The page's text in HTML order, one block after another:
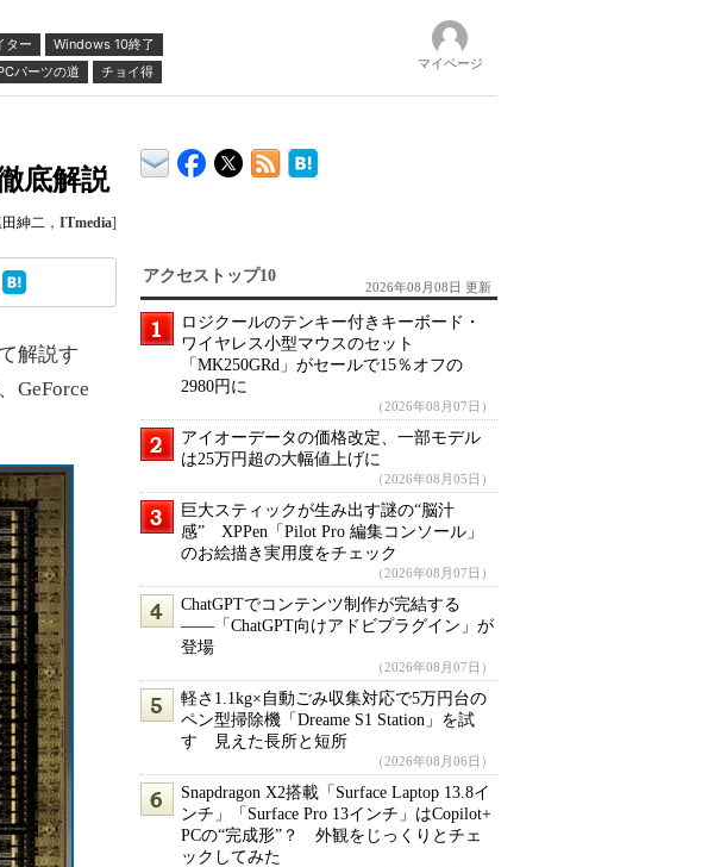
ター
Windows 10終了
パーツの道 チョイ得 マイページ
底解説
紳二 ， ITmedia]
解説す
GeForce
アクセストップ10
2026年08月08日 更新
ロジクールのテンキー付きキーボード・
ワイヤレス小型マウスのセット
「MK250GRd」がセールで15％オフの
2980円に
（2026年08月07日）
アイオーデータの価格改定、一部モデル
は25万円超の大幅値上げに
（2026年08月05日）
巨大スティックが生み出す謎の“脳汁
感” XPPen「Pilot Pro 編集コンソール」
のお絵描き実用度をチェック
（2026年08月07日）
ChatGPTでコンテンツ制作が完結する
――「ChatGPT向けアドビプラグイン」が
登場
（2026年08月07日）
軽さ1.1kg×自動ごみ収集対応で5万円台の
ペン型掃除機「Dreame S1 Station」を試
す 見えた長所と短所
（2026年08月06日）
Snapdragon X2搭載「Surface Laptop 13.8イ
ンチ」「Surface Pro 13インチ」はCopilot+
PCの“完成形”？ 外観をじっくりとチェ
ックしてみた